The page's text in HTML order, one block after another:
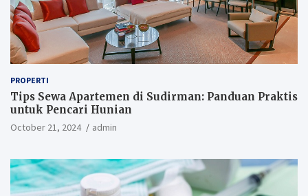
PROPERTI
Tips Sewa Apartemen di Sudirman: Panduan Praktis
untuk Pencari Hunian
October 21, 2024 admin